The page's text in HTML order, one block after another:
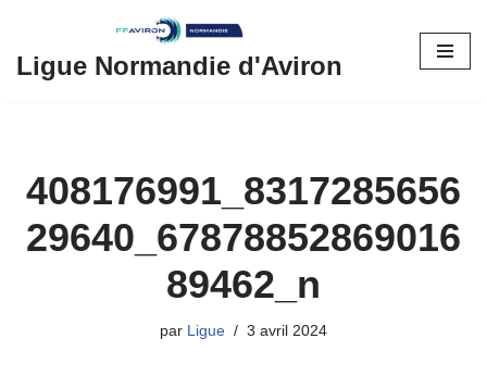
Aller
Ligue Normandie d'Aviron
408176991_8317285656
29640_67878852869016
89462_n
par Ligue 3 avril 2024